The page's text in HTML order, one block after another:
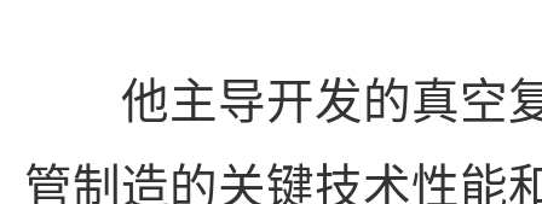
他主导开发的真空复
管制造的关键技术性能